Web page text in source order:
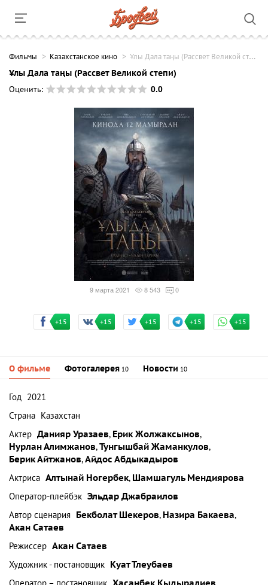
Фильмы Казахстанское кино Ұлы Дала таңы (Рассвет Великой степи)
Ұлы Дала таңы (Рассвет Великой степи)
Оценить:
0.0
9 марта 2021 8 543 0
+15 +15 +15 +15 +15
О фильме Фотогалерея 10 Новости 10
Год 2021
Страна Казахстан
Актер Данияр Уразаев, Ерик Жолжаксынов,
Нурлан Алимжанов,Тунгышбай Жаманкулов,
Берик Айтжанов,Айдос Абдыкадыров
Актриса Алтынай Ногербек, Шамшагуль Мендиярова
Оператор-плейбэк Эльдар Джабраилов
Автор сценария Бекболат Шекеров, Назира Бакаева,
Акан Сатаев
Режиссер Акан Сатаев
Художник - постановщик Куат Тлеубаев